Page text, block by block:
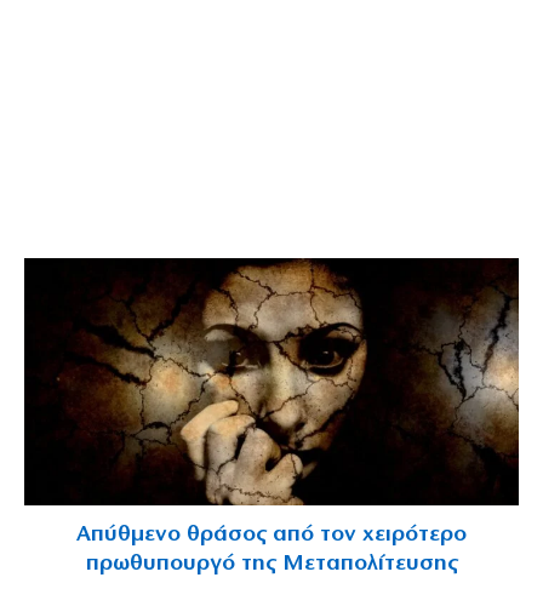
Απύθμενο θράσος από τον χειρότερο
πρωθυπουργό της Μεταπολίτευσης